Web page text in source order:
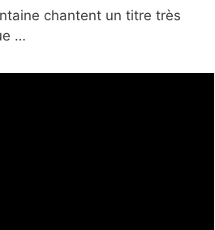
chantent un titre très
…